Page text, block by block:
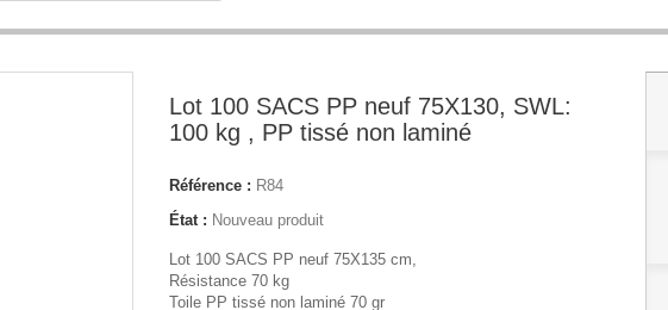
Lot 100 SACS PP neuf 75X130, SWL:
100 kg , PP tissé non laminé
Référence : R84
État : Nouveau produit
Lot 100 SACS PP neuf 75X135 cm,
Résistance 70 kg
Toile PP tissé non laminé 70 gr